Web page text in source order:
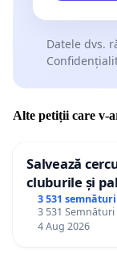
Datele dvs.
Alte petiții care v-
Salvează
cluburile și
3 531 semnături
3 531 Semnături
4 Aug 2026